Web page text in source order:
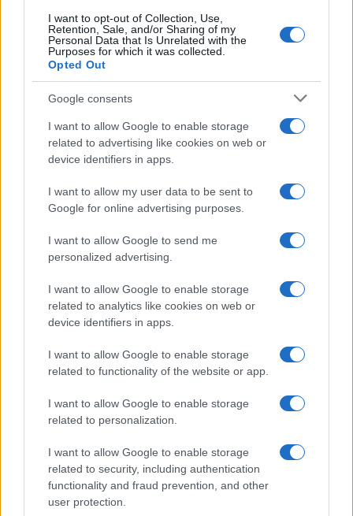
I want to opt-out of Collection, Use,
Retention, Sale, and/or Sharing of my
Personal Data that Is Unrelated with the
Purposes for which it was collected.
Opted Out
Google consents
I want to allow Google to enable storage
related to advertising like cookies on web or
device identifiers in apps.
I want to allow my user data to be sent to
Google for online advertising purposes.
I want to allow Google to send me
personalized advertising.
I want to allow Google to enable storage
related to analytics like cookies on web or
device identifiers in apps.
I want to allow Google to enable storage
related to functionality of the website or app.
I want to allow Google to enable storage
related to personalization.
I want to allow Google to enable storage
related to security, including authentication
functionality and fraud prevention, and other
user protection.
FUTURE